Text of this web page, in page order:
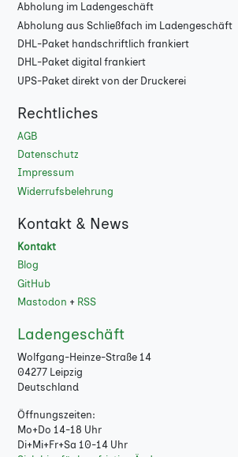
Abholung im Ladengeschäft
Abholung aus Schließfach im Ladengeschäft
DHL-Paket handschriftlich frankiert
DHL-Paket digital frankiert
UPS-Paket direkt von der Druckerei
Rechtliches
AGB
Datenschutz
Impressum
Widerrufsbelehrung
Kontakt & News
Kontakt
Blog
GitHub
Mastodon + RSS
Ladengeschäft
Wolfgang-Heinze-Straße 14
04277 Leipzig
Deutschland
Öffnungszeiten:
Mo+Do 14-18 Uhr
Di+Mi+Fr+Sa 10-14 Uhr